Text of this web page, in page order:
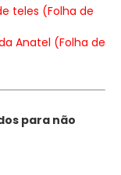
teles (Folha de
Anatel (Folha de
para não